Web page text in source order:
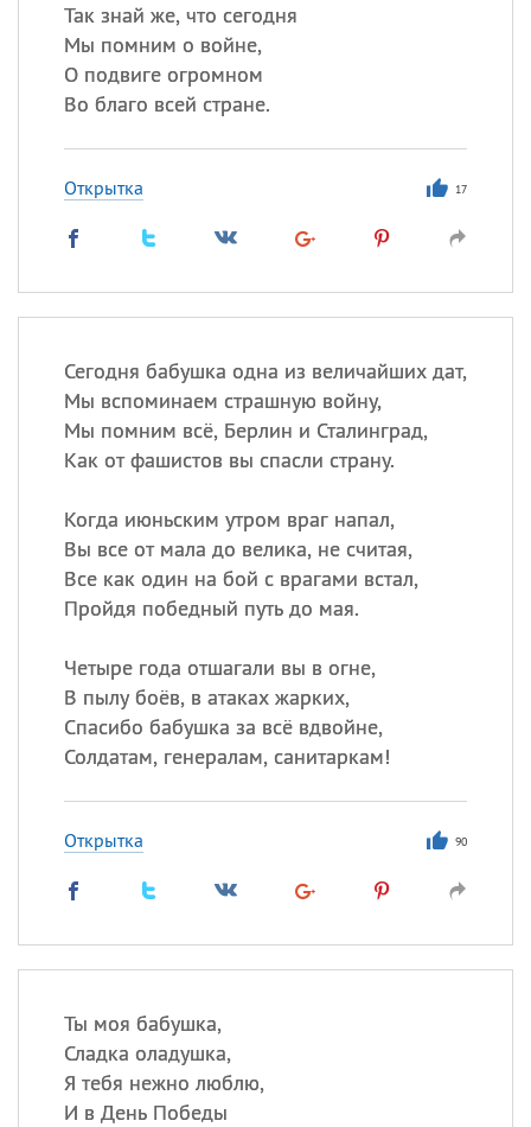
Так знай же, что сегодня
Мы помним о войне,
О подвиге огромном
Во благо всей стране.
Открытка 17
Сегодня бабушка одна из величайших дат,
Мы вспоминаем страшную войну,
Мы помним всё, Берлин и Сталинград,
Как от фашистов вы спасли страну.
Когда июньским утром враг напал,
Вы все от мала до велика, не считая,
Все как один на бой с врагами встал,
Пройдя победный путь до мая.
Четыре года отшагали вы в огне,
В пылу боёв, в атаках жарких,
Спасибо бабушка за всё вдвойне,
Солдатам, генералам, санитаркам!
Открытка 90
Ты моя бабушка,
Сладка оладушка,
Я тебя нежно люблю,
И в День Победы